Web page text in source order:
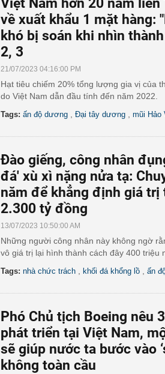
Việt Nam hơn 20 năm liền
về xuất khẩu 1 mặt hàng:
khó bị soán khi nhìn
2, 3
21/07/2023 04:16:00 PM
Hạt tiêu chiếm 20% tổng lượng gia vị của
do Việt Nam dẫn đầu tính đến năm 2022.
Tags: ấn độ dương Đại tây dương mũi Hảo
Đào giếng, công nhân
đá' xù xì nặng nửa tạ:
năm để khẳng định giá trị
2.300 tỷ đồng
13/07/2023 10:50:00 AM
Những người công nhân này không ngờ
vô giá trị lại hình thành cách đây 400 triệu
Tags: nhà chức trách khối đá khổng lồ ấn
Phó Chủ tịch Boeing nêu
phát triển tại Việt Nam,
sẽ giúp nước ta bước vào
không toàn cầu